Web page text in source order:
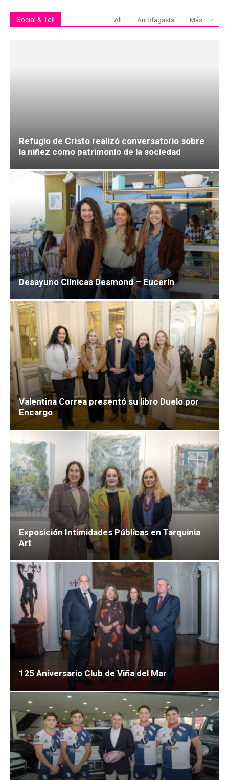
Social & Tell All Antofagasta Más
Refugio de Cristo realizó conversatorio sobre
la niñez como patrimonio de la sociedad
Desayuno Clínicas Desmond – Eucerin
Valentina Correa presentó su libro Duelo por
Encargo
Exposición Intimidades Públicas en Tarquinia
Art
125 Aniversario Club de Viña del Mar